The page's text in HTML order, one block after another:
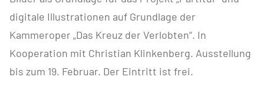
digitale Illustrationen auf Grundlage der
Kammeroper „Das Kreuz der Verlobten“. In
Kooperation mit Christian Klinkenberg. Ausstellung
bis zum 19. Februar. Der Eintritt ist frei.